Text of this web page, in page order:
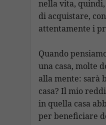
k p
n
k
nella vita,
di acquistare,
attentamente i
Quando
una casa, molte
alla mente: sarà
casa? Il mio
in quella casa
per beneficiare